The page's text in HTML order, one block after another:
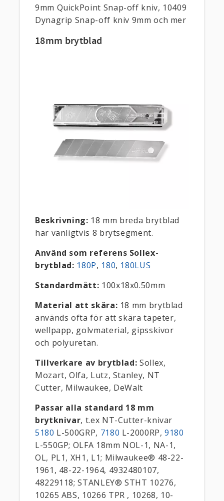
9mm QuickPoint Snap-off kniv, 10409
Dynagrip Snap-off kniv 9mm och mer
18mm brytblad
Beskrivning: 18 mm breda brytblad
har vanligtvis 8 brytsegment.
Använd som referens Sollex-
brytblad: 180P, 180, 180LUS
Standardmått: 100x18x0.50mm
Material att skära: 18 mm brytblad
används ofta för att skära tapeter,
wellpapp, golvmaterial, gipsskivor
och polyuretan.
Tillverkare av brytblad: Sollex,
Mozart, Olfa, Lutz, Stanley, NT
Cutter, Milwaukee, DeWalt
Passar alla standard 18 mm
brytknivar, t.ex NT-Cutter-knivar
5180 L-500GRP, 7180 L-2000RP,9180
L-550GP; OLFA 18mm NOL-1, NA-1,
OL, PL1, XH1, L1; Milwaukee® 48-22-
1961, 48-22-1964, 4932480107,
48229118; STANLEY® STHT 10276,
10265 ABS, 10266 TPR , 10268, 10-